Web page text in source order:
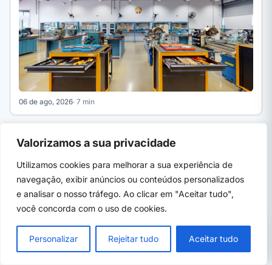
Valorizamos a sua privacidade
Utilizamos cookies para melhorar a sua experiência de
navegação, exibir anúncios ou conteúdos personalizados
e analisar o nosso tráfego. Ao clicar em "Aceitar tudo",
você concorda com o uso de cookies.
Personalizar Rejeitar tudo Aceitar tudo
06 de ago, 2026· 7 min
CURSOS SENAI
SENAI Manaus (AM) 2026: cursos técnicos
gratuitos e como se inscrever
SENAI Manaus (AM) 2026: cursos técnicos gratuitos, áreas,
processo seletivo e como se inscrever pelo SENAI-AM. Guia
completo.
SENAI Olinda (PE) 2026: cursos técnicos
gratuitos e como se inscrever